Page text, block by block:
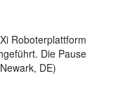
Roboterplattform
Die Pause
DE)